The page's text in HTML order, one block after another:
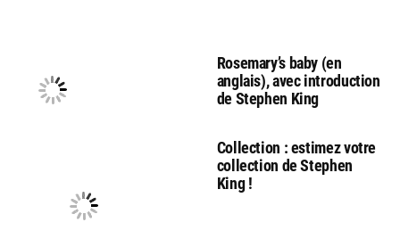
Rosemary’s baby (en
anglais), avec introduction
de Stephen King
Collection : estimez votre
collection de Stephen
King !